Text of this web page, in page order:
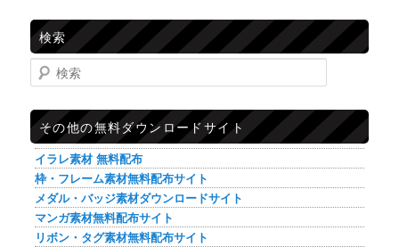
検索
検索
その他の無料ダウンロードサイト
イラレ素材 無料配布
枠・フレーム素材無料配布サイト
メダル・バッジ素材ダウンロードサイト
マンガ素材無料配布サイト
リボン・タグ素材無料配布サイト